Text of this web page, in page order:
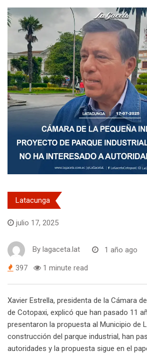
Latacunga
julio 17, 2025
By lagaceta.lat 1 año ago
397 1 minute read
Xavier Estrella, presidenta de la Cámara
de Cotopaxi, explicó que han pasado 11
presentaron la propuesta al Municipio de
construcción del parque industrial, han
autoridades y la propuesta sigue en el